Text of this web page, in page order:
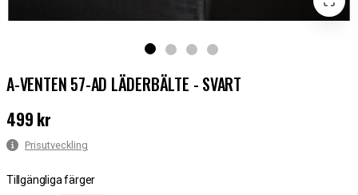
A-VENTEN 57-AD LÄDERBÄLTE - SVART
Pris: 499 kr
499 kr
Prisutveckling
Tillgängliga färger